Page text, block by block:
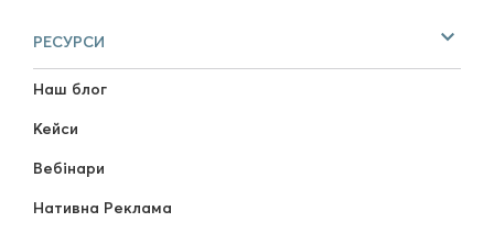
РЕСУРСИ
Наш блог
Кейси
Вебінари
Нативна Реклама